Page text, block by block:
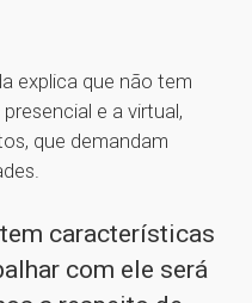
explica que não tem
e a virtual,
que demandam
características
com ele será